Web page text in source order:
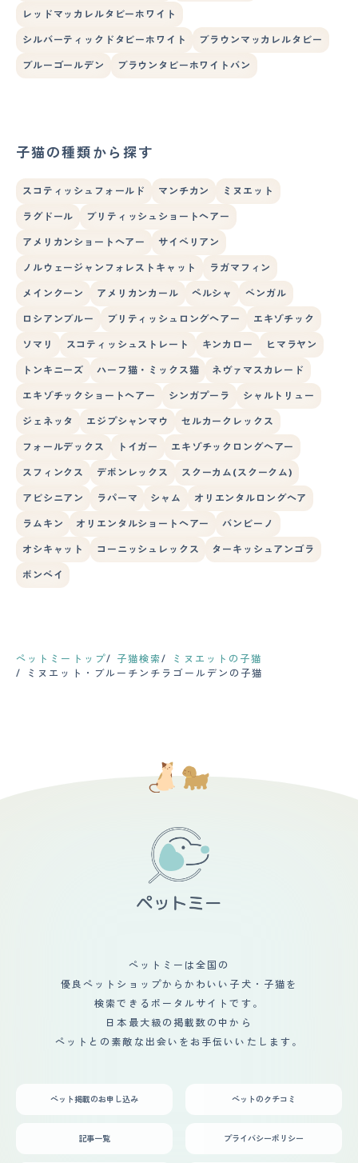
レッドマッカレルタビーホワイト
シルバーティックドタビーホワイト ブラウンマッカレルタビー
ブルーゴールデン ブラウンタビーホワイトバン
子猫の種類から探す
スコティッシュフォールド マンチカン ミヌエット
ラグドール ブリティッシュショートヘアー
アメリカンショートヘアー サイベリアン
ノルウェージャンフォレストキャット ラガマフィン
メインクーン アメリカンカール ペルシャ ベンガル
ロシアンブルー ブリティッシュロングヘアー エキゾチック
ソマリ スコティッシュストレート キンカロー ヒマラヤン
トンキニーズ ハーフ猫・ミックス猫 ネヴァマスカレード
エキゾチックショートヘアー シンガプーラ シャルトリュー
ジェネッタ エジプシャンマウ セルカークレックス
フォールデックス トイガー エキゾチックロングヘアー
スフィンクス デボンレックス スクーカム(スクークム)
アビシニアン ラパーマ シャム オリエンタルロングヘア
ラムキン オリエンタルショートヘアー バンビーノ
オシキャット コーニッシュレックス ターキッシュアンゴラ
ボンベイ
ペットミートップ 子猫検索
ミヌエットの子猫
ミヌエット・ブルーチンチラゴールデンの子猫
ペットミーは全国の
優良ペットショップからかわいい子犬・子猫を
検索できるポータルサイトです。
日本最大級の掲載数の中から
ペットとの素敵な出会いをお手伝いいたします。
ペット掲載のお申し込み ペットのクチコミ
記事一覧 プライバシーポリシー